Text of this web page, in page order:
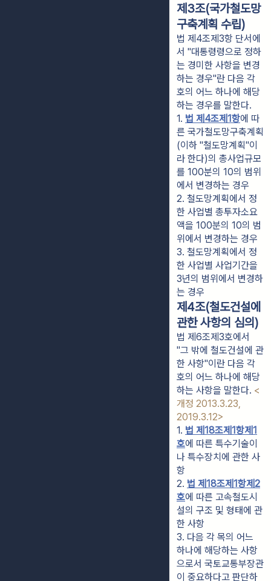
제3조(국가철도망
구축계획 수립)
법 제4조제3항 단서에
서 "대통령령으로 정하
는 경미한 사항을 변경
하는 경우"란 다음 각
호의 어느 하나에 해당
하는 경우를 말한다.
1. 법 제4조제1항에 따
른 국가철도망구축계획
(이하 "철도망계획"이
라 한다)의 총사업규모
를 100분의 10의 범위
에서 변경하는 경우
2. 철도망계획에서 정
한 사업별 총투자소요
액을 100분의 10의 범
위에서 변경하는 경우
3. 철도망계획에서 정
한 사업별 사업기간을
3년의 범위에서 변경하
는 경우
제4조(철도건설에
관한 사항의 심의)
법 제6조제3호에서
"그 밖에 철도건설에 관
한 사항"이란 다음 각
호의 어느 하나에 해당
하는 사항을 말한다. <
개정 2013.3.23,
2019.3.12>
1. 법 제18조제1항제1
호에 따른 특수기술이
나 특수장치에 관한 사
항
2. 법 제18조제1항제2
호에 따른 고속철도시
설의 구조 및 형태에 관
한 사항
3. 다음 각 목의 어느
하나에 해당하는 사항
으로서 국토교통부장관
이 중요하다고 판단하